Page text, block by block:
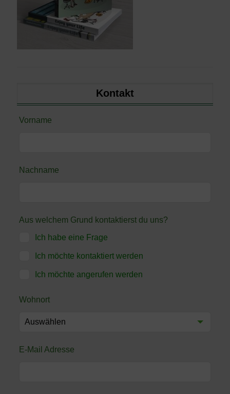
Kontakt
Lass
Vorname
Nachname
Aus welchem Grund kontaktierst du uns?
Ich habe eine Frage
Ich möchte kontaktiert werden
Ich möchte angerufen werden
Wohnort
E-Mail Adresse